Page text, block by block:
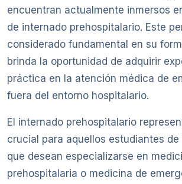
encuentran actualmente inmersos
de internado prehospitalario. Este
considerado fundamental en su
brinda la oportunidad de adquirir
práctica en la atención médica de
fuera del entorno hospitalario.
El internado prehospitalario
crucial para aquellos estudiantes de
que desean especializarse en
prehospitalaria o medicina de